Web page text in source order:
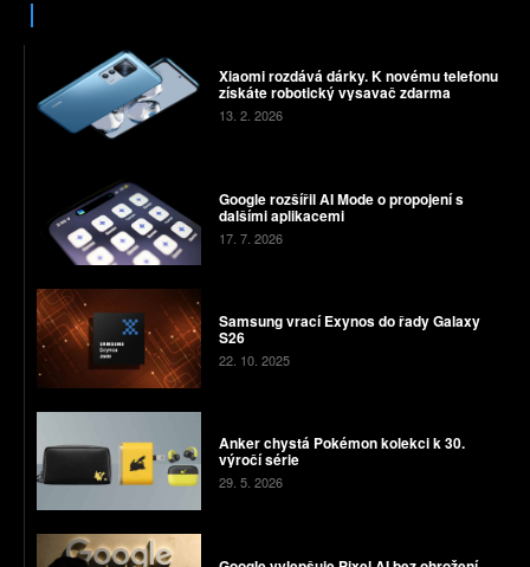
Xiaomi rozdává dárky. K novému telefonu
získáte robotický vysavač zdarma
13. 2. 2026
Google rozšířil AI Mode o propojení s
dalšími aplikacemi
17. 7. 2026
Samsung vrací Exynos do řady Galaxy
S26
22. 10. 2025
Anker chystá Pokémon kolekci k 30.
výročí série
29. 5. 2026